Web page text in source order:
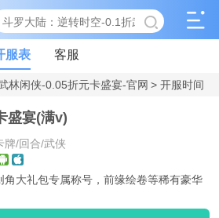
服表 客服
林闲侠-0.05折元卡盛宴-官网 > 开服时间
盛宴(满v)
牌/回合/武侠
角大礼包专属称号，前缘绘卷等稀有豪华